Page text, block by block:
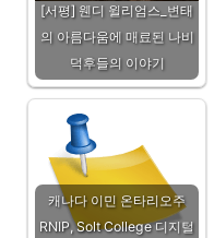
[서평] 웬디 윌리엄스_변태
의 아름다움에 매료된 나비
덕후들의 이야기
캐나다 이민 온타리오주
RNIP, Solt College 디지털